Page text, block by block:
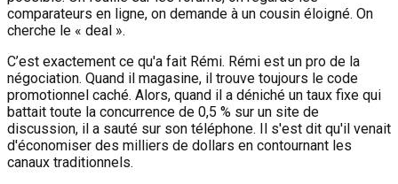
comparateurs en ligne, on demande à un cousin éloigné. On
cherche le « deal ».
C’est exactement ce qu'a fait Rémi. Rémi est un pro de la
négociation. Quand il magasine, il trouve toujours le code
promotionnel caché. Alors, quand il a déniché un taux fixe qui
battait toute la concurrence de 0,5 % sur un site de
discussion, il a sauté sur son téléphone. Il s'est dit qu'il venait
d'économiser des milliers de dollars en contournant les
canaux traditionnels.